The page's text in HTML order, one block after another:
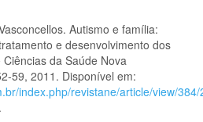
Autismo e família:
e desenvolvimento dos
da Saúde Nova
59, 2011. Disponível em:
index.php/revistane/article/view/384/